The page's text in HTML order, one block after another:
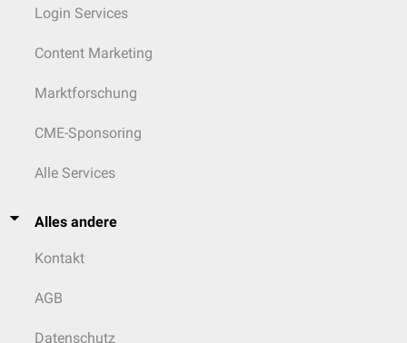
Login Services
Content Marketing
Marktforschung
CME-Sponsoring
Alle Services
Alles andere
Kontakt
AGB
Datenschutz